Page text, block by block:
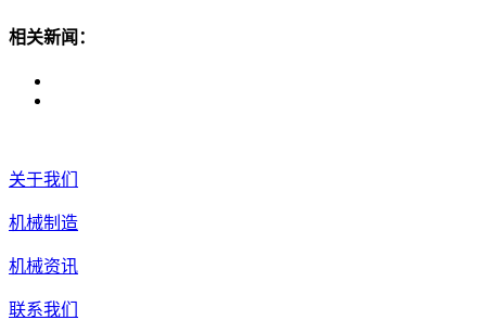
相关新闻：
关于我们
机械制造
机械资讯
联系我们